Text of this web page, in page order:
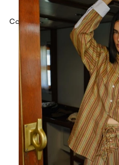
Composição: 72% Algodão,